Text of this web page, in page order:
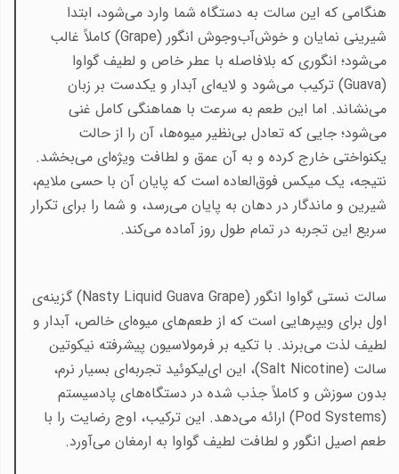
هنگامی که این سالت به دستگاه شما وارد می‌شود، ابتدا
شیرینی نمایان و خوش‌آب‌وجوش انگور (Grape)
کاملاً غالب
می‌شود؛ انگوری که بلافاصله با عطر خاص و لطیف گواوا
(Guava)
ترکیب می‌شود و لایه‌ای آبدار و یکدست بر زبان
می‌نشاند. اما این طعم به سرعت با هماهنگی کامل غنی
می‌شود؛ جایی که تعادل بی‌نظیر میوه‌ها، آن را از حالت
یکنواختی خارج کرده و به آن عمق و لطافت ویژه‌ای می‌بخشد.
نتیجه، یک میکس فوق‌العاده است که پایان آن با حسی ملایم،
شیرین و ماندگار در دهان به پایان می‌رسد، و شما را برای تکرار
سریع این تجربه در تمام طول روز آماده می‌کند.
سالت نستی گواوا انگور (Nasty Liquid Guava Grape) گزینه‌ی
اول برای ویپرهایی است که از طعم‌های میوه‌ای خالص، آبدار و
لطیف لذت می‌برند. با تکیه بر فرمولاسیون پیشرفته نیکوتین
سالت (Salt Nicotine)، این ای‌لیکوئید تجربه‌ای بسیار نرم،
بدون سوزش و کاملاً جذب شده در دستگاه‌های پادسیستم
(
Pod Systems) ارائه می‌دهد. این ترکیب، اوج رضایت را با
طعم اصیل انگور و لطافت لطیف گواوا به ارمغان می‌آورد.